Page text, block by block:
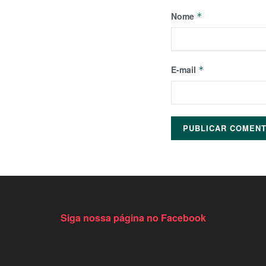
Nome *
E-mail *
Siga nossa página no Facebook